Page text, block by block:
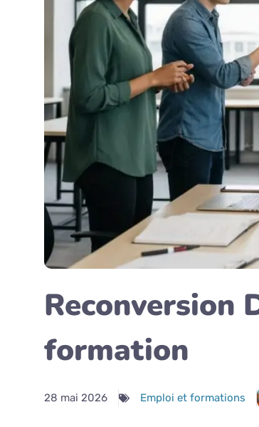
Reconversion
formation
28 mai 2026 Emploi et formations